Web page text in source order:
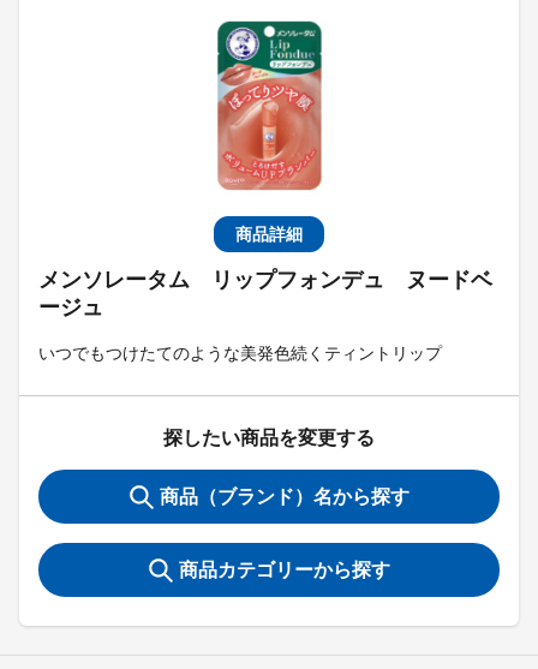
商品詳細
メンソレータム リップフォンデュ ヌードベ
ージュ
いつでもつけたてのような美発色続くティントリップ
探したい商品を変更する
商品（ブランド）名から探す
商品カテゴリーから探す